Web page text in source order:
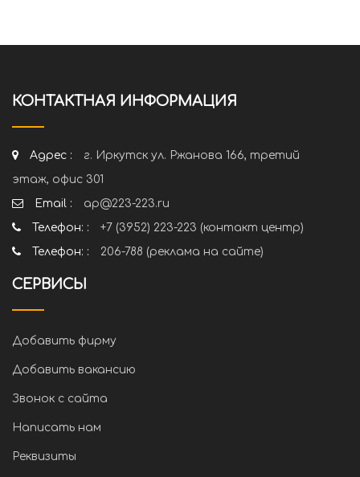
КОНТАКТНАЯ ИНФОРМАЦИЯ
Адрес :
г. Иркутск ул. Ржанова 166, третий
этаж, офис 301
Email :
ap@223-223.ru
Телефон: :
+7 (3952) 223-223 (контакт центр)
Телефон: :
206-788 (реклама на сайте)
СЕРВИСЫ
Добавить фирму
Добавить вакансию
Звонок с сайта
Написать нам
Реквизиты